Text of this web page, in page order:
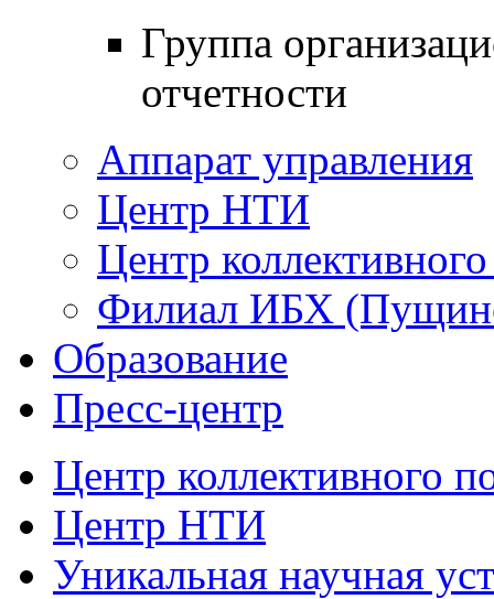
Группа
отчетности
Аппарат управления
Центр НТИ
Центр
Филиал ИБХ
Образование
Пресс-центр
Центр коллективного
Центр НТИ
Уникальная научная